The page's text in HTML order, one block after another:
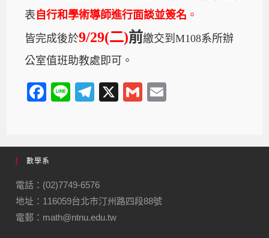
表 自行和學術導師進行面談並簽名 。
皆完成後於9/29(二)前繳交到M108系所辦
公室值班助教處即可。
F
e
b
o
o
k
Li
T
gr
m
X
G
數學系
電話：(02)7749-6576
地址：116059台北市汀州路四段88號
電郵：math@ntnu.edu.tw